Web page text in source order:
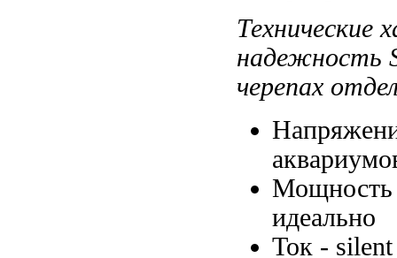
Технические
надежность
черепах
идеально
Ток -